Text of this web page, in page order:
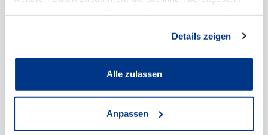
Details zeigen
Alle zulassen
Anpassen
Details anzeigen